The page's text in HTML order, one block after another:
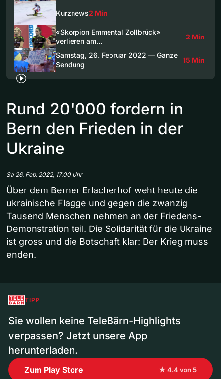
Kurznews2 Min
«Skorpion Emmental Zollbrück»
verlieren am…
2 Min
Samstag, 26. Februar 2022 — Ganze
Sendung
15 Min
Rund 20'000 fordern in
Bern den Frieden in der
Ukraine
Sa 26. Feb. 2022, 17.00 Uhr
Über dem Berner Erlacherhof weht heute die
ukrainische Flagge und gegen die zwanzig
Tausend Menschen nehmen an der Friedens-
Demonstration teil. Die Solidarität für die Ukraine
ist gross und die Botschaft klar: Der Krieg muss
enden.
TIPP
Sie wollen keine TeleBärn-Highlights
verpassen? Jetzt unsere App
herunterladen.
Zum Play Store ★ 4.4 von 5